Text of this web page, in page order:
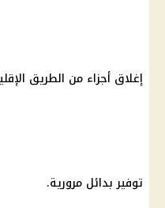
إغلاق أجزاء من الطريق
توفير بدائل مرورية.